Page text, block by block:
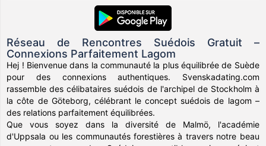
Réseau de Rencontres Suédois Gratuit –
Connexions Parfaitement Lagom
Hej ! Bienvenue dans la communauté la plus équilibrée de Suède
pour des connexions authentiques. Svenskadating.com
rassemble des célibataires suédois de l'archipel de Stockholm à
la côte de Göteborg, célébrant le concept suédois de lagom –
des relations parfaitement équilibrées.
Que vous soyez dans la diversité de Malmö, l'académie
d'Uppsala ou les communautés forestières à travers notre beau